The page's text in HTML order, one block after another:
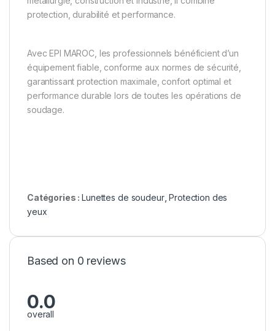
protection, durabilité et performance.
Avec EPI MAROC, les professionnels bénéficient d’un
équipement fiable, conforme aux normes de sécurité,
garantissant protection maximale, confort optimal et
performance durable lors de toutes les opérations de
soudage.
Catégories :Lunettes de soudeur,Protection des
yeux
Based on 0 reviews
0.0
overall